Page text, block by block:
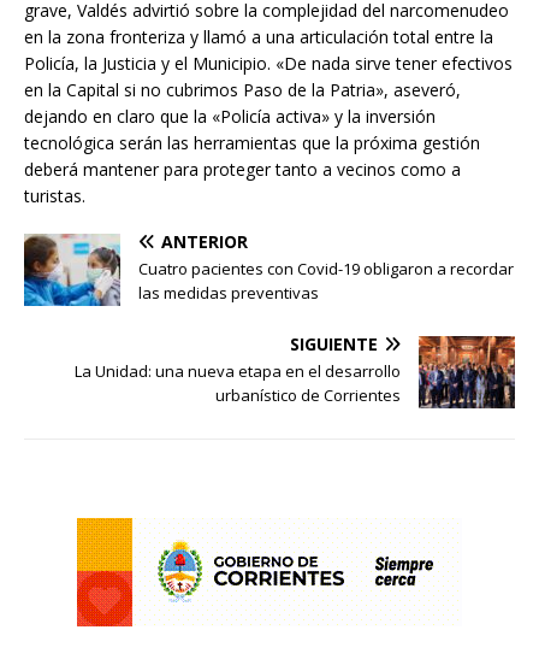
grave, Valdés advirtió sobre la complejidad del narcomenudeo
en la zona fronteriza y llamó a una articulación total entre la
Policía, la Justicia y el Municipio. «De nada sirve tener efectivos
en la Capital si no cubrimos Paso de la Patria», aseveró,
dejando en claro que la «Policía activa» y la inversión
tecnológica serán las herramientas que la próxima gestión
deberá mantener para proteger tanto a vecinos como a
turistas.
ANTERIOR
Cuatro pacientes con Covid-19 obligaron a recordar
las medidas preventivas
SIGUIENTE
La Unidad: una nueva etapa en el desarrollo
urbanístico de Corrientes